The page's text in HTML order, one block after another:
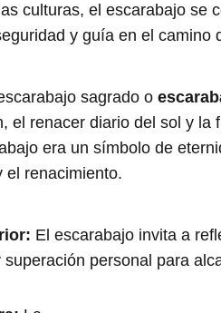
culturas, el escarabajo se
y guía en el camino
sagrado o
el renacer diario del sol y la
era un símbolo de
el renacimiento.
El escarabajo invita a
personal para